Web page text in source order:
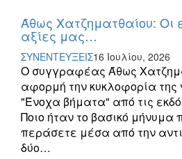
Άθως Χατζηματθαίου: Οι
αξίες μας…
ΣΥΝΕΝΤΕΥΞΕΙΣ16 Ιουλίου, 2026
Ο συγγραφέας Άθως
αφορμή την κυκλοφορία της
"Ένοχα βήματα" από τις
Ποιο ήταν το βασικό μήνυμα
περάσετε μέσα από την
δύο…